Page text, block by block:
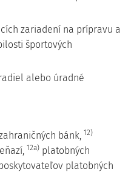
zariadení na prípravu a
športových
alebo úradné
bánk, 12)
12a) platobných
platobných